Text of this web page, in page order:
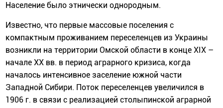
Население было этнически однородным.
Известно, что первые массовые поселения с
компактным проживанием переселенцев из Украины
возникли на территории Омской области в конце XIX –
начале XX вв. в период аграрного кризиса, когда
началось интенсивное заселение южной части
Западной Сибири. Поток переселенцев увеличился в
1906 г. в связи с реализацией столыпинской аграрной